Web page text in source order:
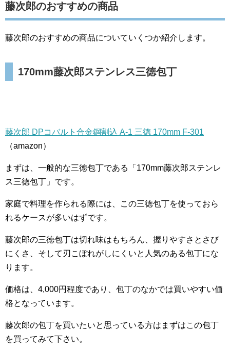
藤次郎のおすすめの商品
藤次郎のおすすめの商品についていくつか紹介します。
170mm藤次郎ステンレス三徳包丁
藤次郎 DPコバルト合金鋼割込 A-1 三徳 170mm F-301
（amazon）
まずは、一般的な三徳包丁である「170mm藤次郎ステンレ
ス三徳包丁」です。
家庭で料理を作られる際には、この三徳包丁を使っておら
れるケースが多いはずです。
藤次郎の三徳包丁は切れ味はもちろん、握りやすさとさび
にくさ、そして刃こぼれがしにくいと人気のある包丁にな
ります。
価格は、4,000円程度であり、包丁のなかでは買いやすい価
格となっています。
藤次郎の包丁を買いたいと思っている方はまずはこの包丁
を買ってみて下さい。